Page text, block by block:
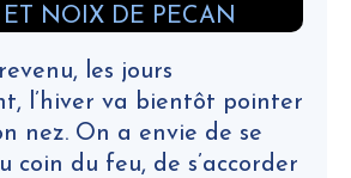
les jours
l’hiver va bientôt pointer
nez. On a envie de se
coin du feu, de s’accorder